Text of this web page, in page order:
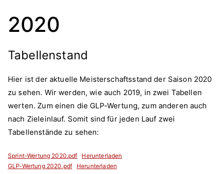
2020
Tabellenstand
Hier ist der aktuelle Meisterschaftsstand der Saison 2020
zu sehen. Wir werden, wie auch 2019, in zwei Tabellen
werten. Zum einen die GLP-Wertung, zum anderen auch
nach Zieleinlauf. Somit sind für jeden Lauf zwei
Tabellenstände zu sehen:
Sprint-Wertung 2020.pdf
Herunterladen
GLP-Wertung 2020.pdf
Herunterladen